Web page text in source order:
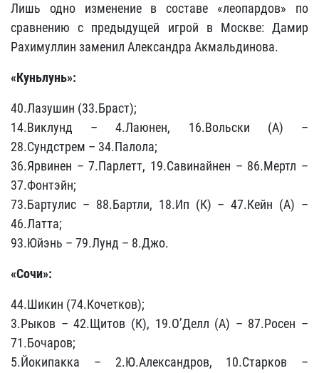
Лишь одно изменение в составе «леопардов» по
сравнению с предыдущей игрой в Москве: Дамир
Рахимуллин заменил Александра Акмальдинова.
«Куньлунь»:
40.Лазушин (33.Браст);
14.Виклунд – 4.Лаюнен, 16.Вольски (А) –
28.Сундстрем – 34.Палола;
36.Ярвинен – 7.Парлетт, 19.Савинайнен – 86.Мертл –
37.Фонтэйн;
73.Бартулис – 88.Бартли, 18.Ип (К) – 47.Кейн (А) –
46.Латта;
93.Юйэнь – 79.Лунд – 8.Джо.
«Сочи»:
44.Шикин (74.Кочетков);
3.Рыков – 42.Щитов (К), 19.О’Делл (А) – 87.Росен –
71.Бочаров;
5.Йокипакка – 2.Ю.Александров, 10.Старков –